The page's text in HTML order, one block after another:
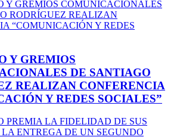
Y GREMIOS
DE SANTIAGO
REALIZAN CONFERENCIA
Y REDES SOCIALES”